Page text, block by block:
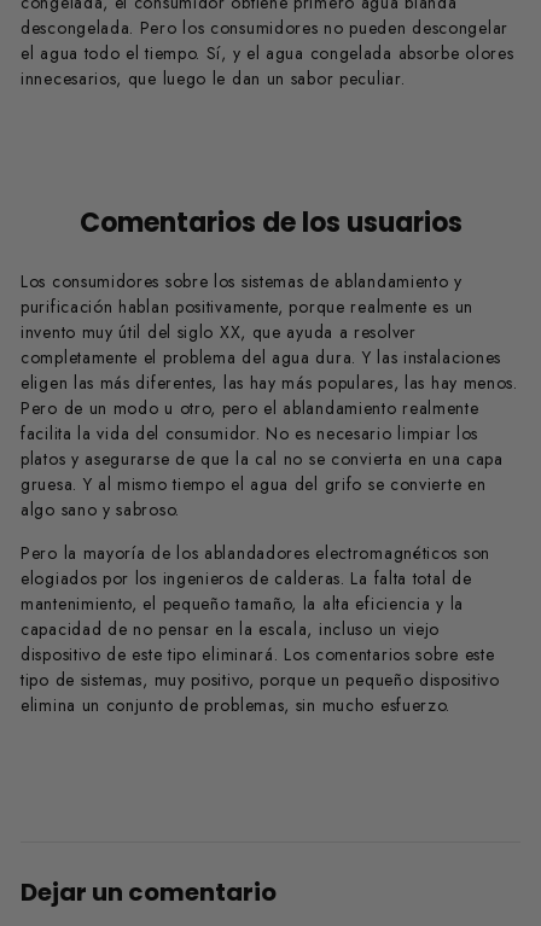
descongelada. Pero los consumidores no pueden descongelar
el agua todo el tiempo. Sí, y el agua congelada absorbe olores
innecesarios, que luego le dan un sabor peculiar.
Comentarios de los usuarios
Los consumidores sobre los sistemas de ablandamiento y
purificación hablan positivamente, porque realmente es un
invento muy útil del siglo XX, que ayuda a resolver
completamente el problema del agua dura. Y las instalaciones
eligen las más diferentes, las hay más populares, las hay menos.
Pero de un modo u otro, pero el ablandamiento realmente
facilita la vida del consumidor. No es necesario limpiar los
platos y asegurarse de que la cal no se convierta en una capa
gruesa. Y al mismo tiempo el agua del grifo se convierte en
algo sano y sabroso.
Pero la mayoría de los ablandadores electromagnéticos son
elogiados por los ingenieros de calderas. La falta total de
mantenimiento, el pequeño tamaño, la alta eficiencia y la
capacidad de no pensar en la escala, incluso un viejo
dispositivo de este tipo eliminará. Los comentarios sobre este
tipo de sistemas, muy positivo, porque un pequeño dispositivo
elimina un conjunto de problemas, sin mucho esfuerzo.
Dejar un comentario